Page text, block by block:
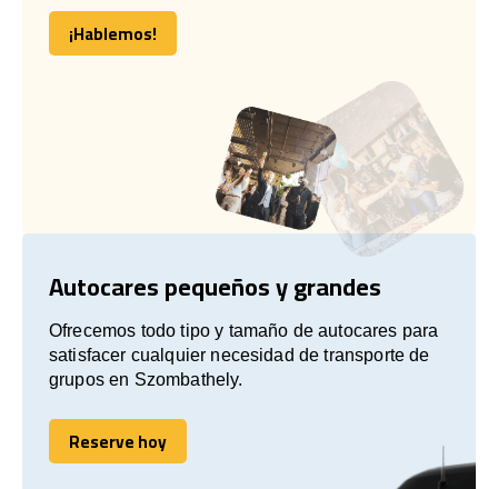
¡Hablemos!
¡Hablemos!
Autocares pequeños y grandes
Ofrecemos todo tipo y tamaño de autocares para
satisfacer cualquier necesidad de transporte de
grupos en Szombathely.
Reserve hoy
Reserve hoy